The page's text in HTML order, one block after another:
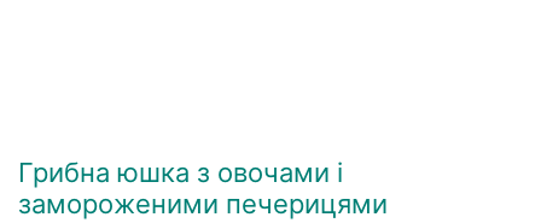
Грибна юшка з овочами і
замороженими печерицями